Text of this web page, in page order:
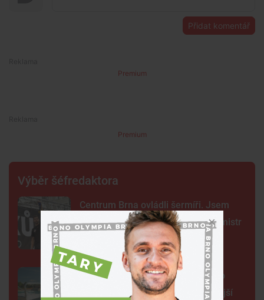
Přidat komentář
Premium
Premium
Výběr šéfredaktora
Centrum Brna ovládli šermíři. Jsem
jako Kung Fu Panda, řekl čerstvý mistr
Na plovárně ve Znojmě se popralo
třicet lidí. Přibudou kamery i častější